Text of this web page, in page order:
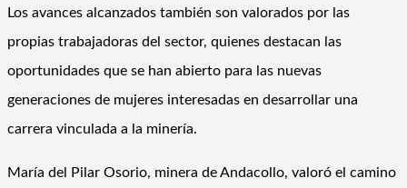
Los avances alcanzados también son valorados por las
propias trabajadoras del sector, quienes destacan las
oportunidades que se han abierto para las nuevas
generaciones de mujeres interesadas en desarrollar una
carrera vinculada a la minería.
María del Pilar Osorio, minera de Andacollo, valoró el camino